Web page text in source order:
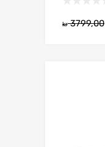
kr3799,00